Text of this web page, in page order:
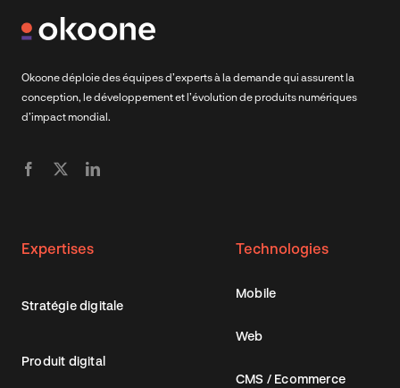
Okoone déploie des équipes d’experts à la demande qui assurent la
conception, le développement et l’évolution de produits numériques
d’impact mondial.
Expertises
Stratégie digitale
Produit digital
Technologies
Mobile
Web
CMS / Ecommerce